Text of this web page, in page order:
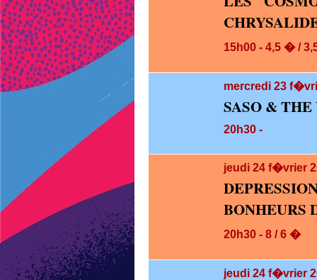
15h00 - 4,5 � /
mercredi 23
SASO & THE
20h30 -
jeudi 24 f�vrier
BONHEURS
20h30 - 8 / 6 �
jeudi 24 f�vrier